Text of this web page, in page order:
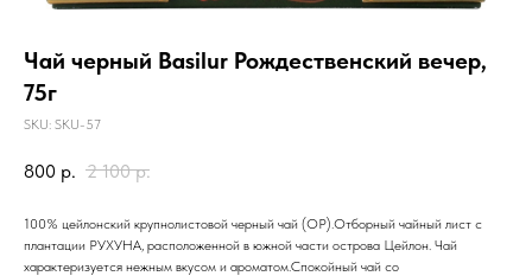
Чай черный Basilur Рождественский вечер,
75г
SKU: SKU-57
800 р. 2 100 р.
100% цейлонский крупнолистовой черный чай (ОР).Отборный чайный лист с
плантации РУХУНА, расположенной в южной части острова Цейлон. Чай
характеризуется нежным вкусом и ароматом.Спокойный чай со